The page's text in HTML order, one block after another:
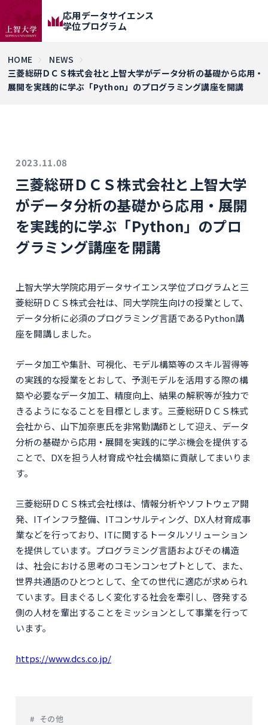
応用データサイエンス
学位プログラム
HOME
NEWS
三菱総研ＤＣＳ株式会社と上智大学がデータ分析の基礎から応用・
展開を実践的に学ぶ「Python」のプログラミング講座を開講
2023.11.08
三菱総研ＤＣＳ株式会社と上智大学
がデータ分析の基礎から応用・展開
を実践的に学ぶ「Python」のプロ
グラミング講座を開講
上智大学大学院応用データサイエンス学位プログラムと三
菱総研ＤＣＳ株式会社は、同大学院生向けの授業として、
データ分析に必須のプログラミング言語であるPython講
座を開講しました。
データ加工や集計、可視化、モデル構築等のスキル習得等
の実践的な授業をとおして、予測モデルを活用する際の構
築や必要なデータ加工、精度向上、結果の解釈等が独力で
きるようになることを目標とします。三菱総研ＤＣＳ株式
会社から、山下加奈恵氏を非常勤講師として迎え、データ
分析の基礎から応用・展開を実践的に学ぶ機会を提供する
ことで、DXを担う人材育成や社会構築に貢献してまいりま
す。
三菱総研ＤＣＳ株式会社様は、情報分析やソフトウェア開
発、ITインフラ整備、ITコンサルティング、DX人材育成事
業などを行っており、ITに関するトータルソリューション
を提供しています。プログラミング言語およびその構造
は、社会における思考のコモンコンセプトとして、また、
世界共通語のひとつとして、全ての世代に適応が求められ
ています。目まぐるしく変化する社会を牽引し、啓発する
側の人材を輩出することをミッションとして事業を行って
います。
https://www.dcs.co.jp/
その他